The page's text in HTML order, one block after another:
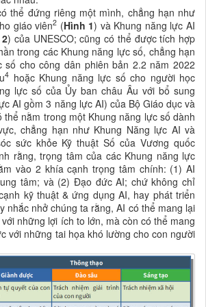
thể đứng riêng một mình, chẳng hạn như
giáo viên2 (Hình 1) và Khung năng lực AI
) của UNESCO; cũng có thể được tích hợp
trong các Khung năng lực số, chẳng hạn
số cho công dân phiên bản 2.2 năm 2022
4 hoặc Khung năng lực số cho người học
lực số của Ủy ban châu Âu với bổ sung
AI gồm 3 năng lực AI) của Bộ Giáo dục và
thể nằm trong một Khung năng lực số dành
chẳng hạn như Khung Năng lực AI và
sức khỏe Kỹ thuật Số của Vương quốc
rằng, trọng tâm của các Khung năng lực
vào 2 khía cạnh trọng tâm chính: (1) AI
tâm; và (2) Đạo đức AI; chứ không chỉ
kỹ thuật & ứng dụng AI, hay phát triển
nhắc nhở chúng ta rằng, AI có thể mang lại
những lợi ích to lớn, mà còn có thể mang
với những tai họa khó lường cho con người